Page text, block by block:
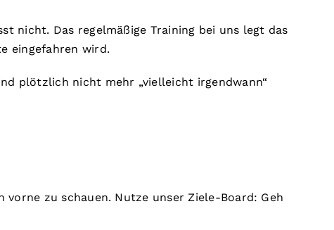
nicht. Das regelmäßige Training bei uns legt das
eingefahren wird.
plötzlich nicht mehr „vielleicht irgendwann“
zu schauen. Nutze unser Ziele-Board: Geh